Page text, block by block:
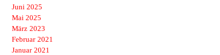
Juni 2025
Mai 2025
März 2023
Februar 2021
Januar 2021